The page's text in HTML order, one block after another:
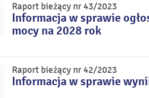
Raport bieżący nr 43/2023
Informacja w sprawie
mocy na 2028 rok
Raport bieżący nr 42/2023
Informacja w sprawie